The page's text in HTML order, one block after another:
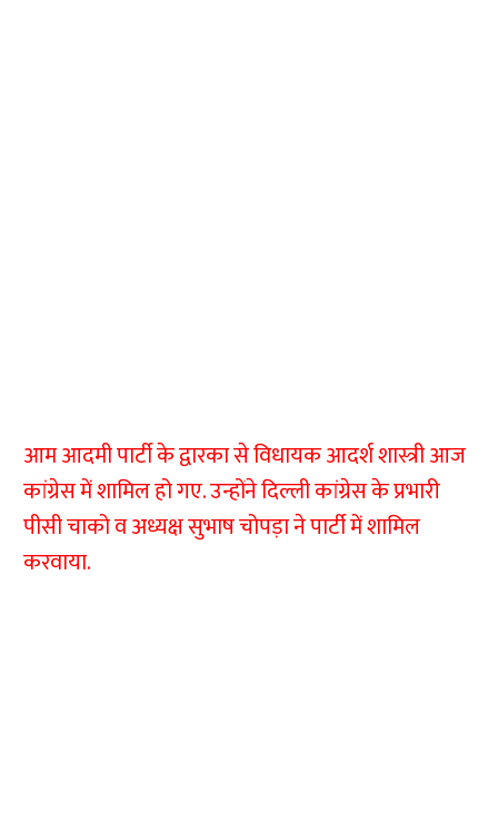
आम आदमी पार्टी के द्वारका से विधायक आदर्श शास्त्री आज
कांग्रेस में शामिल हो गए. उन्होंने दिल्ली कांग्रेस के प्रभारी
पीसी चाको व अध्यक्ष सुभाष चोपड़ा ने पार्टी में शामिल
करवाया.